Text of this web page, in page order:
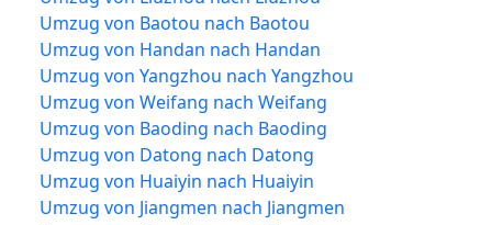
Umzug von Baotou nach Baotou
Umzug von Handan nach Handan
Umzug von Yangzhou nach Yangzhou
Umzug von Weifang nach Weifang
Umzug von Baoding nach Baoding
Umzug von Datong nach Datong
Umzug von Huaiyin nach Huaiyin
Umzug von Jiangmen nach Jiangmen